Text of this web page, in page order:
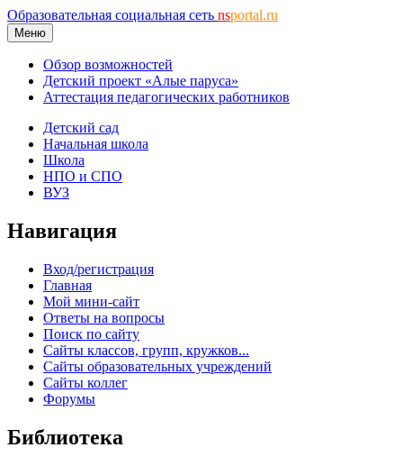
Образовательная социальная сеть nsportal.ru
Меню
Обзор возможностей
Детский проект «Алые паруса»
Аттестация педагогических работников
Детский сад
Начальная школа
Школа
НПО и СПО
ВУЗ
Навигация
Вход/регистрация
Главная
Мой мини-сайт
Ответы на вопросы
Поиск по сайту
Сайты классов, групп, кружков...
Сайты образовательных учреждений
Сайты коллег
Форумы
Библиотека